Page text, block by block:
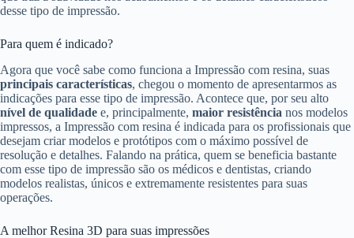
desse tipo de impressão.
Para quem é indicado?
Agora que você sabe como funciona a Impressão com resina, suas
principais características, chegou o momento de apresentarmos as
indicações para esse tipo de impressão. Acontece que, por seu alto
nível de qualidade e, principalmente, maior resistência nos modelos
impressos, a Impressão com resina é indicada para os profissionais que
desejam criar modelos e protótipos com o máximo possível de
resolução e detalhes. Falando na prática, quem se beneficia bastante
com esse tipo de impressão são os médicos e dentistas, criando
modelos realistas, únicos e extremamente resistentes para suas
operações.
A melhor Resina 3D para suas impressões